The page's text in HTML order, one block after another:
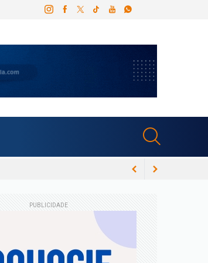
e Congresso Espírita em
PUBLICIDADE